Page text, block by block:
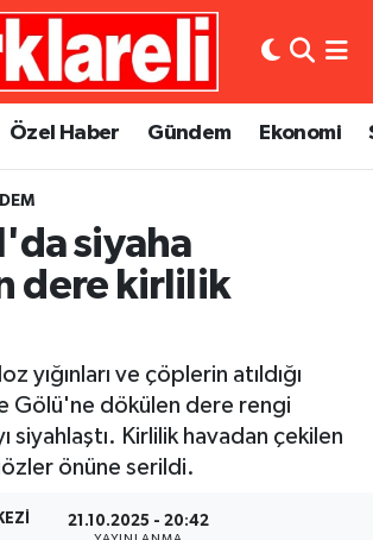
Özel Haber Gündem Ekonomi
siyaha
dere kirlilik
yığınları ve çöplerin atıldığı
Gölü'ne dökülen dere rengi
siyahlaştı. Kirlilik havadan çekilen
önüne serildi.
21.10.2025 - 20:42
Eczaneler
Yoğunluk Haritası
Durumu ve Fikstür
Haberleri